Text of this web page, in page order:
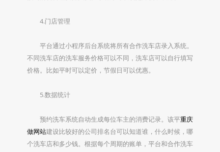
4.门店管理
平台通过小程序后台系统将所有合作洗车店录入系统。
不同洗车店的洗车服务价格可以不同，洗车店可以自行填写
价格。比如平时可以定价，节假日可以优惠。
5.数据统计
预约洗车系统自动生成每位车主的消费记录。该平重庆
做网站建设比较好的公司排名台可以知道谁，什么时候，哪
个洗车店和多少钱。根据每个周期的账单，平台和合作洗车